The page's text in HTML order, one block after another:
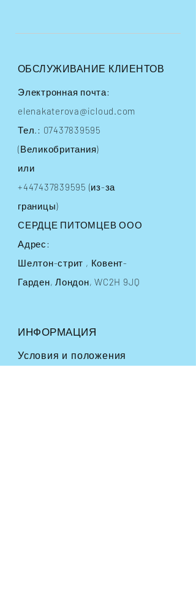
ОБСЛУЖИВАНИЕ КЛИЕНТОВ
Электронная почта:
elenakaterova@icloud.com
Тел.: 07437839595
(Великобритания)
или
+447437839595 (из-за
границы)
СЕРДЦЕ ПИТОМЦЕВ ООО
Адрес:
Шелтон-стрит , Ковент-
Гарден, Лондон, WC2H 9JQ
ИНФОРМАЦИЯ
Условия и положения